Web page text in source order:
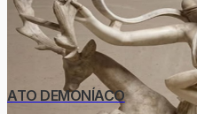
ATO DEMONÍACO